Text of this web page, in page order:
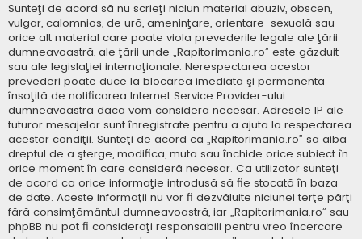
Sunteţi de acord să nu scrieţi niciun material abuziv, obscen,
vulgar, calomnios, de ură, ameninţare, orientare-sexuală sau
orice alt material care poate viola prevederile legale ale ţării
dumneavoastră, ale ţării unde „Rapitorimania.ro” este găzduit
sau ale legislaţiei internaţionale. Nerespectarea acestor
prevederi poate duce la blocarea imediată şi permanentă
însoţită de notificarea Internet Service Provider-ului
dumneavoastră dacă vom considera necesar. Adresele IP ale
tuturor mesajelor sunt înregistrate pentru a ajuta la respectarea
acestor condiţii. Sunteţi de acord ca „Rapitorimania.ro” să aibă
dreptul de a şterge, modifica, muta sau închide orice subiect în
orice moment în care consideră necesar. Ca utilizator sunteţi
de acord ca orice informaţie introdusă să fie stocată în baza
de date. Aceste informaţii nu vor fi dezvăluite niciunei terţe părţi
fără consimţământul dumneavoastră, iar „Rapitorimania.ro” sau
phpBB nu pot fi consideraţi responsabili pentru vreo încercare